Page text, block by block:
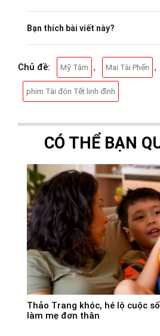
Bạn thích bài viết này?
Chủ đề: Mỹ Tâm , Mai Tài Phến ,
phim Tài đón Tết linh đình
CÓ THỂ BẠN
Thảo Trang khóc, hé lộ cuộc
làm mẹ đơn thân